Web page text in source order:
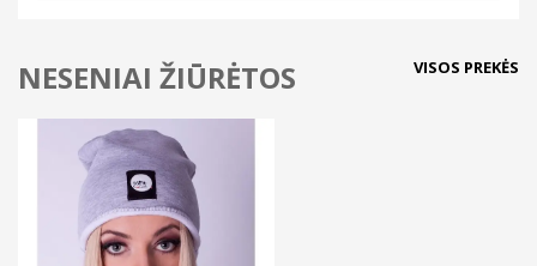
NESENIAI ŽIŪRĖTOS VISOS PREKĖS